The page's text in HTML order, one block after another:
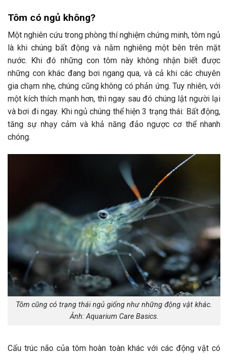
Tôm có ngủ không?
Một nghiên cứu trong phòng thí nghiệm chứng minh, tôm ngủ
là khi chúng bất động và nằm nghiêng một bên trên mặt
nước. Khi đó những con tôm này không nhận biết được
những con khác đang bơi ngang qua, và cả khi các chuyên
gia chạm nhẹ, chúng cũng không có phản ứng. Tuy nhiên, với
một kích thích mạnh hơn, thì ngay sau đó chúng lật người lại
và bơi đi ngay. Khi ngủ chúng thể hiện 3 trạng thái: Bất động,
tăng sự nhạy cảm và khả năng đảo ngược cơ thể nhanh
chóng.
Tôm cũng có trạng thái ngủ giống như những động vật khác.
Ảnh: Aquarium Care Basics.
Cấu trúc não của tôm hoàn toàn khác với các động vật có